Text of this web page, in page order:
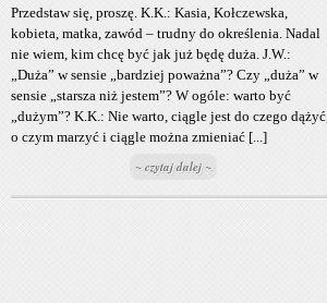
Przedstaw się, proszę. K.K.: Kasia, Kołczewska,
kobieta, matka, zawód – trudny do określenia. Nadal
nie wiem, kim chcę być jak już będę duża. J.W.:
„Duża” w sensie „bardziej poważna”? Czy „duża” w
sensie „starsza niż jestem”? W ogóle: warto być
„dużym”? K.K.: Nie warto, ciągle jest do czego dążyć,
o czym marzyć i ciągle można zmieniać [...]
~ czytaj dalej ~